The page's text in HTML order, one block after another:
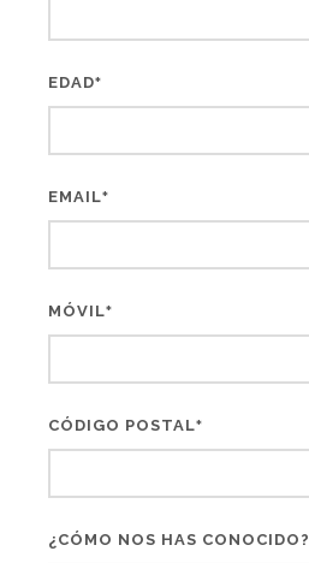
EDAD*
EMAIL*
MÓVIL*
CÓDIGO POSTAL*
¿CÓMO NOS HAS CONOCIDO?